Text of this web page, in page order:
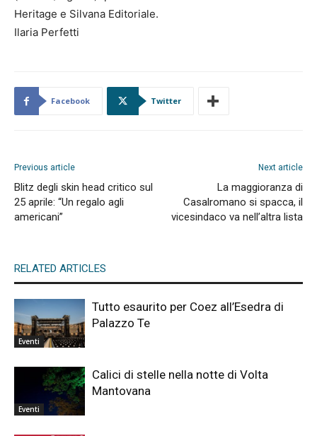
Heritage e Silvana Editoriale.
Ilaria Perfetti
Facebook Twitter
Previous article
Blitz degli skin head critico sul
25 aprile: “Un regalo agli
americani”
Next article
La maggioranza di
Casalromano si spacca, il
vicesindaco va nell’altra lista
RELATED ARTICLES
Eventi
Tutto esaurito per Coez all’Esedra di
Palazzo Te
Eventi
Calici di stelle nella notte di Volta
Mantovana